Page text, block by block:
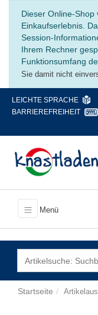
Dieser Online-
Einkaufserlebnis.
Session-
Ihrem Rechner
Funktionsumfang
Sie damit nicht
LEICHTE SPRACHE
BARRIEREFREIHEIT
Menü
Startseite